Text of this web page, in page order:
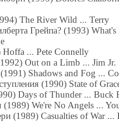
The River Wild ... Terry
Грейпа? (1993) What's
... Pete Connelly
Out on a Limb ... Jim Jr.
Shadows and Fog ...
(1990) State of
Days of Thunder ... Buck
We're No Angels ...
(1989) Casualties of War ...